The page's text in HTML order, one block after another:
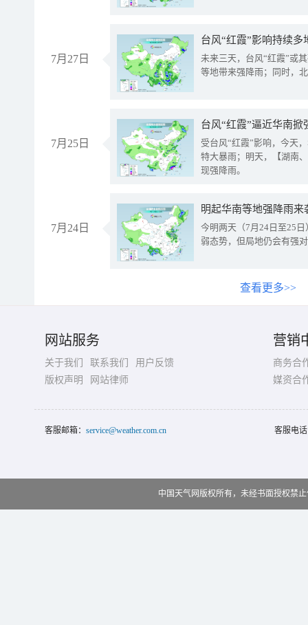
7月27日
台风“红霞”影响持续
未来三天，台风“红霞”或
等地带来强降雨；同时，
7月25日
台风“红霞”逼近华南
受台风“红霞”影响，今天
特大暴雨；明天，【湖南
现强降雨。
7月24日
明起华南等地强降雨
今明两天（7月24日至25
弱态势，但局地仍会有强
查看更多>>
网站服务
关于我们 联系我们
用户反馈
版权声明
网站律师
营销
商务合
媒资合
客服邮箱： service@weather.com.cn 客服电
中国天气网版权所有，未经书面授权